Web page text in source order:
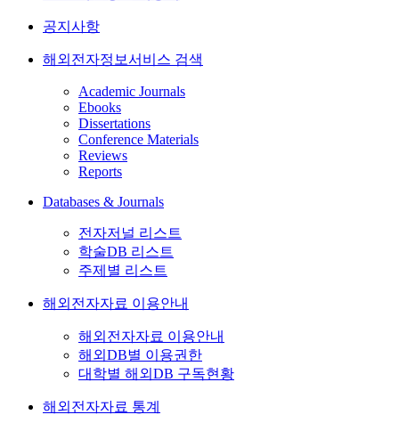
공지사항
해외전자정보서비스 검색
Academic Journals
Ebooks
Dissertations
Conference Materials
Reviews
Reports
Databases & Journals
전자저널 리스트
학술DB 리스트
주제별 리스트
해외전자자료 이용안내
해외전자자료 이용안내
해외DB별 이용권한
대학별 해외DB 구독현황
해외전자자료 통계